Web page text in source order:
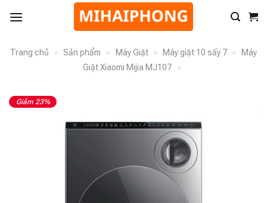
Trang chủ » Sản phẩm » Máy Giặt » Máy giặt 10 sấy 7 »
Máy
Giặt Xiaomi Mijia MJ107
»
Giảm 23%